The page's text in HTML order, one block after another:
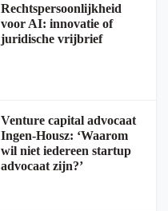
Rechtspersoonlijkheid
voor AI: innovatie of
juridische vrijbrief
Venture capital advocaat
Ingen-Housz: ‘Waarom
wil niet iedereen startup
advocaat zijn?’